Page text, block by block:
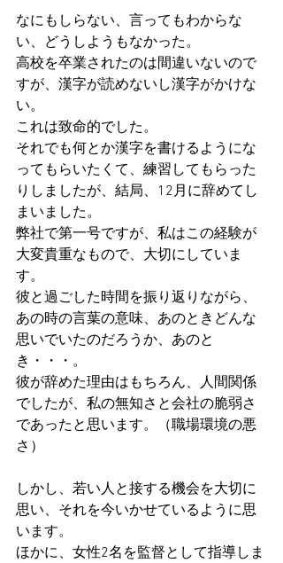
なにもしらない、言ってもわからな
い、どうしようもなかった。
高校を卒業されたのは間違いないので
すが、漢字が読めないし漢字がかけな
い。
これは致命的でした。
それでも何とか漢字を書けるようにな
ってもらいたくて、練習してもらった
りしましたが、結局、12月に辞めてし
まいました。
弊社で第一号ですが、私はこの経験が
大変貴重なもので、大切にしていま
す。
彼と過ごした時間を振り返りながら、
あの時の言葉の意味、あのときどんな
思いでいたのだろうか、あのと
き・・・。
彼が辞めた理由はもちろん、人間関係
でしたが、私の無知さと会社の脆弱さ
であったと思います。（職場環境の悪
さ）
しかし、若い人と接する機会を大切に
思い、それを今いかせているように思
います。
ほかに、女性2名を監督として指導しま